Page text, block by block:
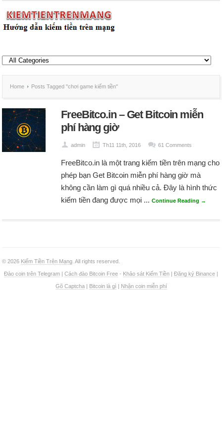
Home Posts Tagged "chơi game kiếm tiền"
FreeBitco.in – Get Bitcoin miễn
phí hàng giờ
admin Th11 11th, 2016 61 Comments
FreeBitco.in là một trang kiếm tiền trên mạng cho
phép bạn Get Bitcoin miễn phí hàng giờ mà
không cần làm gì quá nhiều cả. Đây là hình thức
kiếm tiền đang được mọi ... Continue Reading →
© 2026 Kiếm Tiền Trên Mạng . All rights reserved.
Đào coin trên Telegram | Cách đào Bitcoin Free - Khảo sát Kiếm Tiền | Đăng ký Binance |
Gõ Captcha| Bitcoin là gì | Nhận coin miễn phí